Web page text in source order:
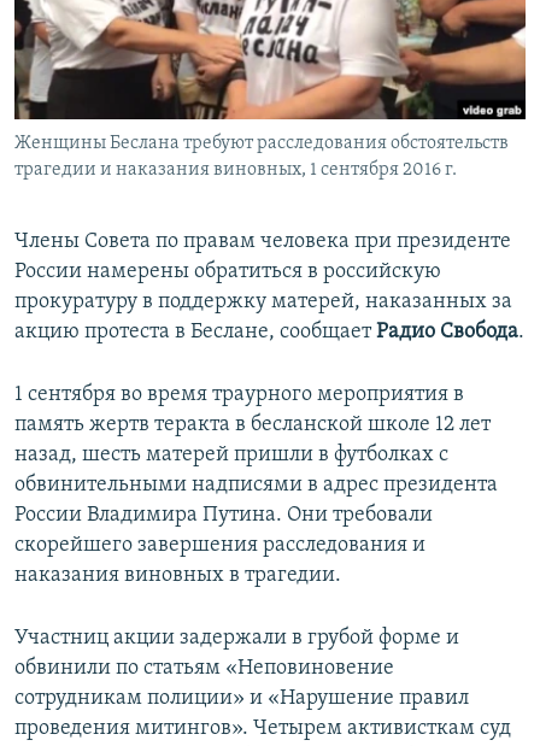
ПОБЕДИТЕЛЕЙ НЕ СУДЯТ?
КРЫМ.НЕПОКОРЕННЫЙ
УКРАИНСКАЯ ПРОБЛЕМА КРЫМА
ПРИСОЕДИНЯЙТЕСЬ!
Все сайты RFE/RL
Женщины Беслана требуют расследования обстоятельств
трагедии и наказания виновных, 1 сентября 2016 г.
Члены Совета по правам человека при президенте
России намерены обратиться в российскую
прокуратуру в поддержку матерей, наказанных за
акцию протеста в Беслане, сообщаетРадио Свобода.
1 сентября во время траурного мероприятия в
память жертв теракта в бесланской школе 12 лет
назад, шесть матерей пришли в футболках с
обвинительными надписями в адрес президента
России Владимира Путина. Они требовали
скорейшего завершения расследования и
наказания виновных в трагедии.
Участниц акции задержали в грубой форме и
обвинили по статьям «Неповиновение
сотрудникам полиции» и «Нарушение правил
проведения митингов». Четырем активисткам суд